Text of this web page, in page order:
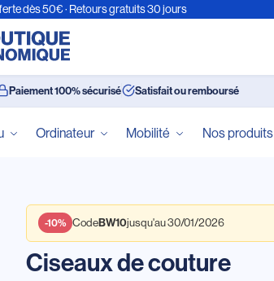
dès 50€ · Retours gratuits 30 jours
Paiement 100% sécurisé Satisfait ou remboursé
Ordinateur Mobilité Nos produits
-10% CodeBW10jusqu'au 30/01/2026
Ciseaux de couture